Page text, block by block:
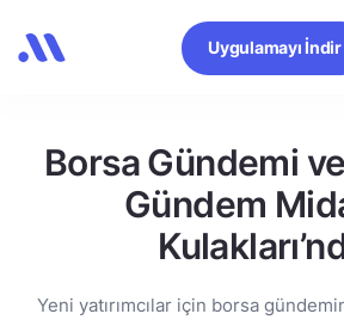
Uygulamayı İndir
Borsa Gündemi
Gündem
Yeni yatırımcılar için borsa